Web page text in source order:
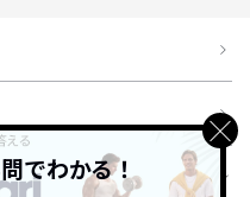
でわかる！